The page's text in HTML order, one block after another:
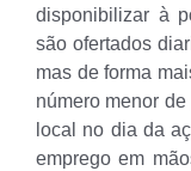
disponibilizar à
são ofertados
mas de forma
número menor
local no dia da
emprego em